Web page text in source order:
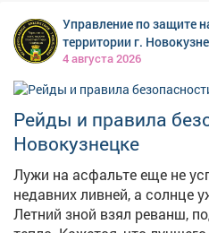
(вход со стороны гостиницы
бесплатное. Напомним, власти велели массово
укрытиях на случай
недели назад сообщалось ,
департаменту по
муниципальных
образования поручили
граждан первой помощи.
Управление по защите
территории г.
4 августа 2026
Рейды и правила
Новокузнецке
Лужи на асфальте еще не
недавних ливней, а солнце
Летний зной взял реванш,